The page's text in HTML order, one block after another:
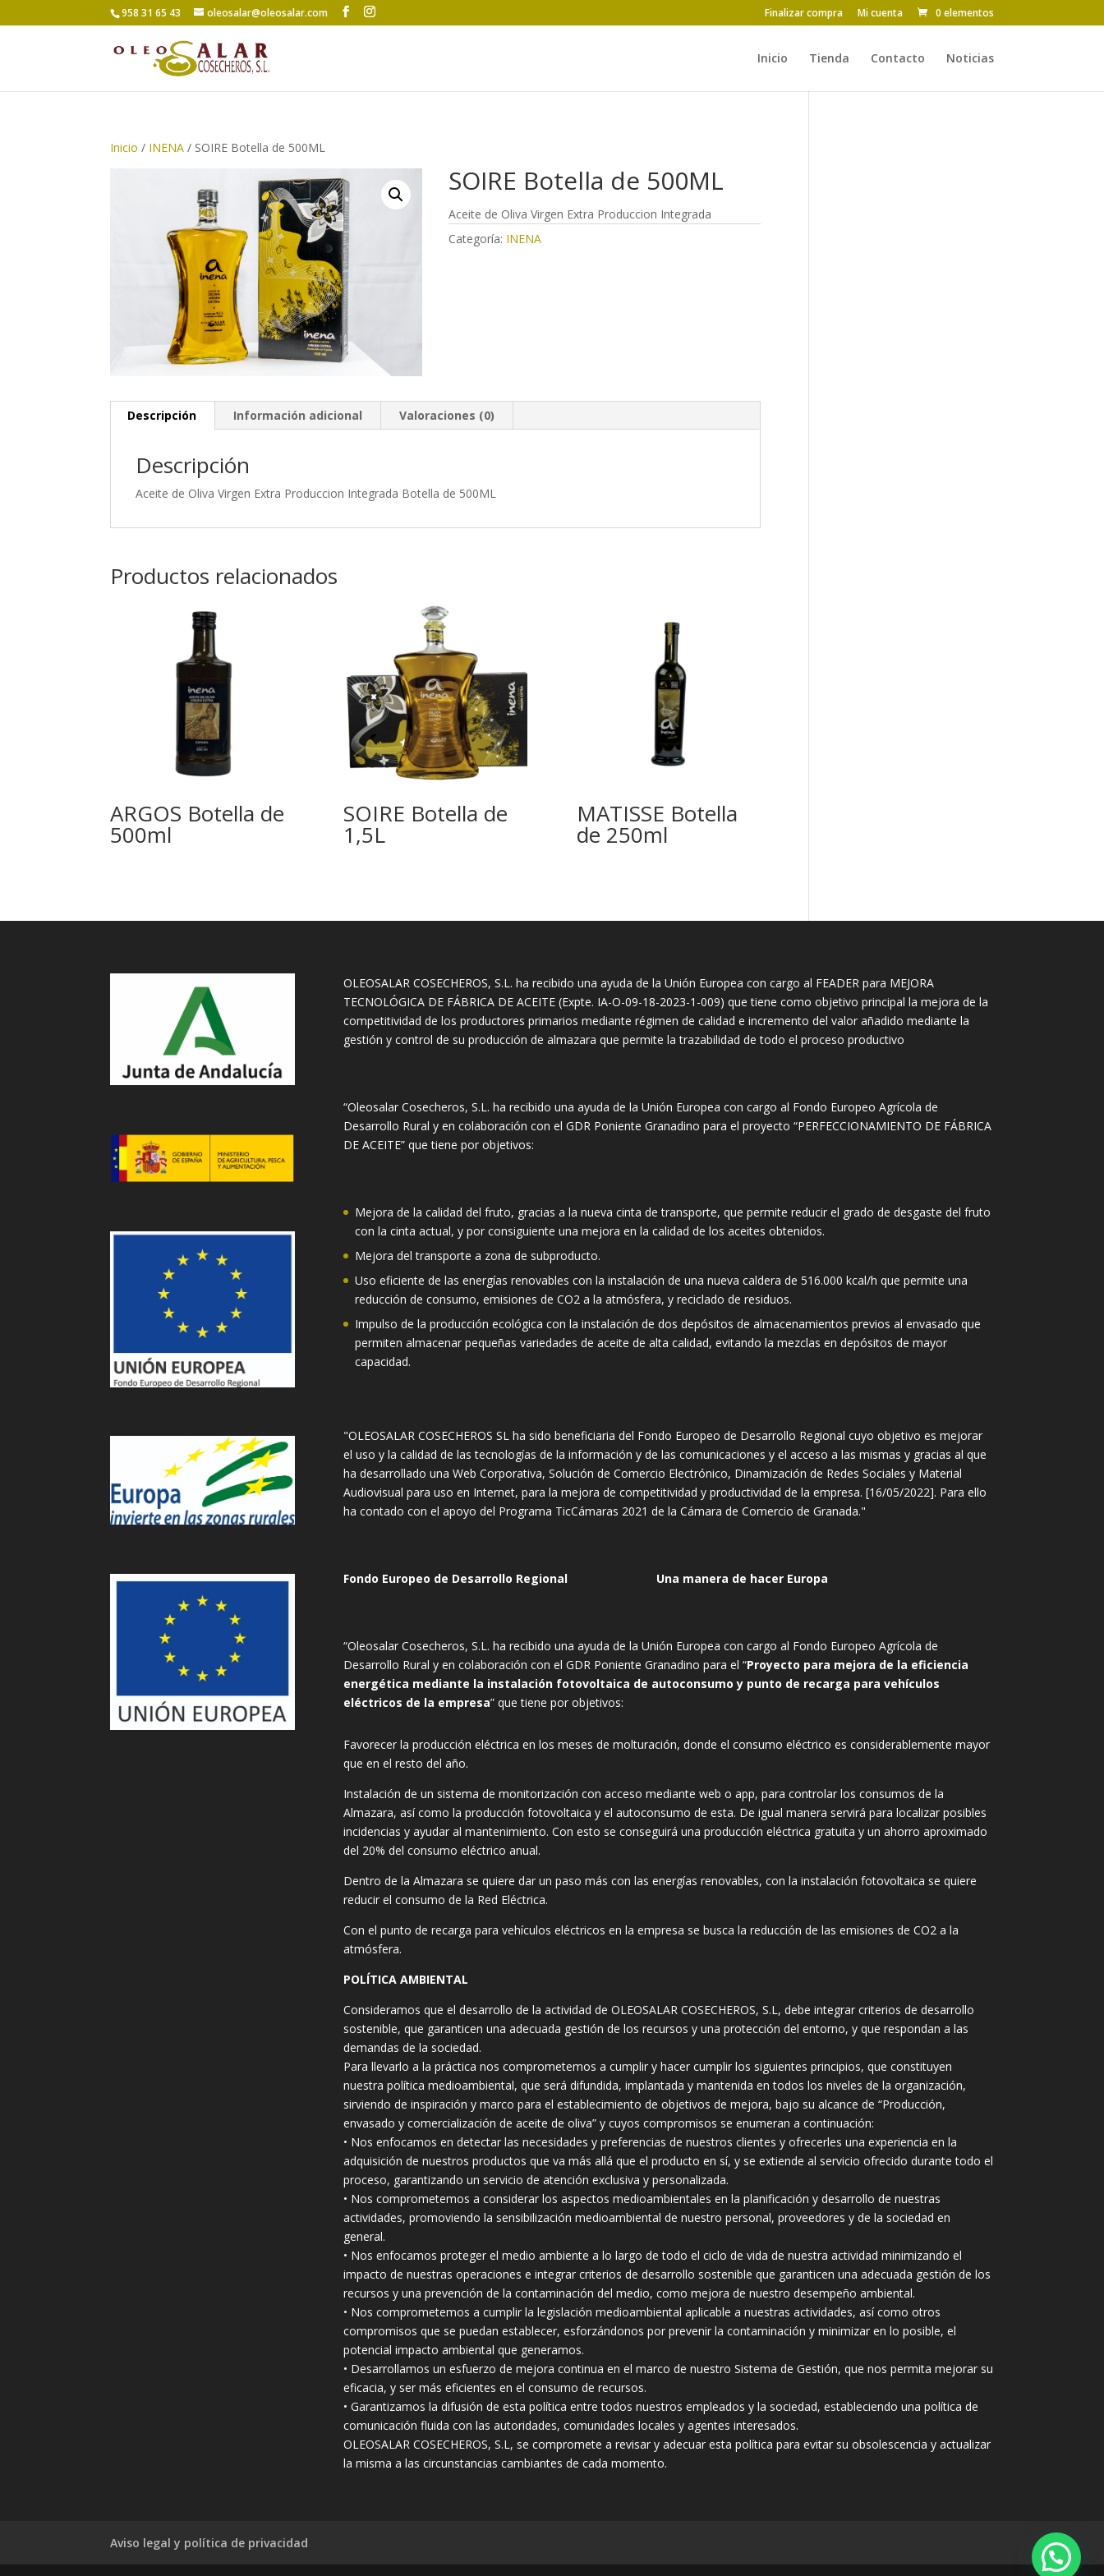
958 31 65 43 oleosalar@oleosalar.com Finalizar compra Mi cuenta 0 elementos
Inicio Tienda Contacto Noticias
Inicio / INENA / SOIRE Botella de 500ML
SOIRE Botella de 500ML
Aceite de Oliva Virgen Extra Produccion Integrada
Categoría: INENA
Descripción Información adicional Valoraciones (0)
Descripción
Aceite de Oliva Virgen Extra Produccion Integrada Botella de 500ML
Productos relacionados
ARGOS Botella de
500ml
SOIRE Botella de
1,5L
MATISSE Botella
de 250ml
OLEOSALAR COSECHEROS, S.L. ha recibido una ayuda de la Unión Europea con cargo al FEADER para MEJORA
TECNOLÓGICA DE FÁBRICA DE ACEITE (Expte. IA-O-09-18-2023-1-009) que tiene como objetivo principal la mejora de la
competitividad de los productores primarios mediante régimen de calidad e incremento del valor añadido mediante la
gestión y control de su producción de almazara que permite la trazabilidad de todo el proceso productivo
“Oleosalar Cosecheros, S.L. ha recibido una ayuda de la Unión Europea con cargo al Fondo Europeo Agrícola de
Desarrollo Rural y en colaboración con el GDR Poniente Granadino para el proyecto “PERFECCIONAMIENTO DE FÁBRICA
DE ACEITE” que tiene por objetivos:
Mejora de la calidad del fruto, gracias a la nueva cinta de transporte, que permite reducir el grado de desgaste del fruto
con la cinta actual, y por consiguiente una mejora en la calidad de los aceites obtenidos.
Mejora del transporte a zona de subproducto.
Uso eficiente de las energías renovables con la instalación de una nueva caldera de 516.000 kcal/h que permite una
reducción de consumo, emisiones de CO2 a la atmósfera, y reciclado de residuos.
Impulso de la producción ecológica con la instalación de dos depósitos de almacenamientos previos al envasado que
permiten almacenar pequeñas variedades de aceite de alta calidad, evitando la mezclas en depósitos de mayor
capacidad.
"OLEOSALAR COSECHEROS SL ha sido beneficiaria del Fondo Europeo de Desarrollo Regional cuyo objetivo es mejorar
el uso y la calidad de las tecnologías de la información y de las comunicaciones y el acceso a las mismas y gracias al que
ha desarrollado una Web Corporativa, Solución de Comercio Electrónico, Dinamización de Redes Sociales y Material
Audiovisual para uso en Internet, para la mejora de competitividad y productividad de la empresa. [16/05/2022]. Para ello
ha contado con el apoyo del Programa TicCámaras 2021 de la Cámara de Comercio de Granada."
Fondo Europeo de Desarrollo Regional Una manera de hacer Europa
“Oleosalar Cosecheros, S.L. ha recibido una ayuda de la Unión Europea con cargo al Fondo Europeo Agrícola de
Desarrollo Rural y en colaboración con el GDR Poniente Granadino para el “Proyecto para mejora de la eficiencia
energética mediante la instalación fotovoltaica de autoconsumo y punto de recarga para vehículos
eléctricos de la empresa” que tiene por objetivos:
Favorecer la producción eléctrica en los meses de molturación, donde el consumo eléctrico es considerablemente mayor
que en el resto del año.
Instalación de un sistema de monitorización con acceso mediante web o app, para controlar los consumos de la
Almazara, así como la producción fotovoltaica y el autoconsumo de esta. De igual manera servirá para localizar posibles
incidencias y ayudar al mantenimiento. Con esto se conseguirá una producción eléctrica gratuita y un ahorro aproximado
del 20% del consumo eléctrico anual.
Dentro de la Almazara se quiere dar un paso más con las energías renovables, con la instalación fotovoltaica se quiere
reducir el consumo de la Red Eléctrica.
Con el punto de recarga para vehículos eléctricos en la empresa se busca la reducción de las emisiones de CO2 a la
atmósfera.
POLÍTICA AMBIENTAL
Consideramos que el desarrollo de la actividad de OLEOSALAR COSECHEROS, S.L, debe integrar criterios de desarrollo
sostenible, que garanticen una adecuada gestión de los recursos y una protección del entorno, y que respondan a las
demandas de la sociedad.
Para llevarlo a la práctica nos comprometemos a cumplir y hacer cumplir los siguientes principios, que constituyen
nuestra política medioambiental, que será difundida, implantada y mantenida en todos los niveles de la organización,
sirviendo de inspiración y marco para el establecimiento de objetivos de mejora, bajo su alcance de “Producción,
envasado y comercialización de aceite de oliva” y cuyos compromisos se enumeran a continuación:
• Nos enfocamos en detectar las necesidades y preferencias de nuestros clientes y ofrecerles una experiencia en la
adquisición de nuestros productos que va más allá que el producto en sí, y se extiende al servicio ofrecido durante todo el
proceso, garantizando un servicio de atención exclusiva y personalizada.
• Nos comprometemos a considerar los aspectos medioambientales en la planificación y desarrollo de nuestras
actividades, promoviendo la sensibilización medioambiental de nuestro personal, proveedores y de la sociedad en
general.
• Nos enfocamos proteger el medio ambiente a lo largo de todo el ciclo de vida de nuestra actividad minimizando el
impacto de nuestras operaciones e integrar criterios de desarrollo sostenible que garanticen una adecuada gestión de los
recursos y una prevención de la contaminación del medio, como mejora de nuestro desempeño ambiental.
• Nos comprometemos a cumplir la legislación medioambiental aplicable a nuestras actividades, así como otros
compromisos que se puedan establecer, esforzándonos por prevenir la contaminación y minimizar en lo posible, el
potencial impacto ambiental que generamos.
• Desarrollamos un esfuerzo de mejora continua en el marco de nuestro Sistema de Gestión, que nos permita mejorar su
eficacia, y ser más eficientes en el consumo de recursos.
• Garantizamos la difusión de esta política entre todos nuestros empleados y la sociedad, estableciendo una política de
comunicación fluida con las autoridades, comunidades locales y agentes interesados.
OLEOSALAR COSECHEROS, S.L, se compromete a revisar y adecuar esta política para evitar su obsolescencia y actualizar
la misma a las circunstancias cambiantes de cada momento.
Aviso legal y política de privacidad